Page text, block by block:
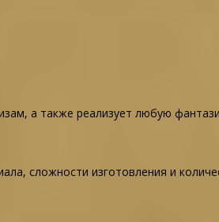
а также реализует любую
сложности изготовления и